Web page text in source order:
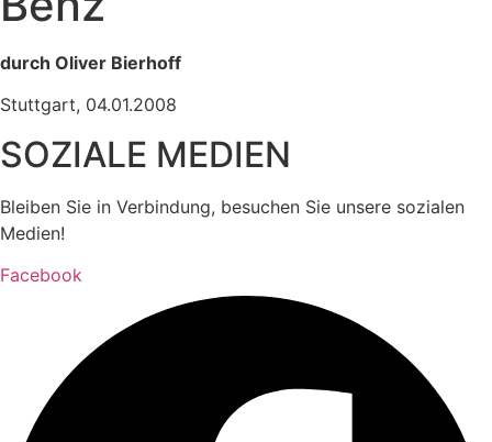
durch Oliver Bierhoff
Stuttgart, 04.01.2008
SOZIALE MEDIEN
Bleiben Sie in Verbindung, besuchen Sie unsere sozialen
Medien!
Facebook